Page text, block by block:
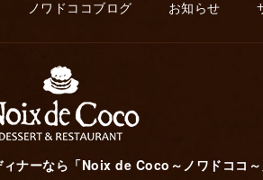
ノワドココブログ お知らせ
ナーなら「Noix de Coco～ノワドココ～